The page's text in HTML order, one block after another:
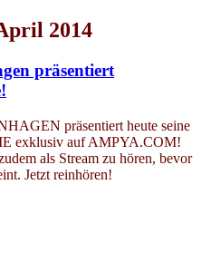
2014
präsentiert
präsentiert heute seine
exklusiv auf AMPYA.COM!
als Stream zu hören, bevor
Jetzt reinhören!